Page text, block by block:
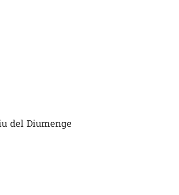
del Diumenge